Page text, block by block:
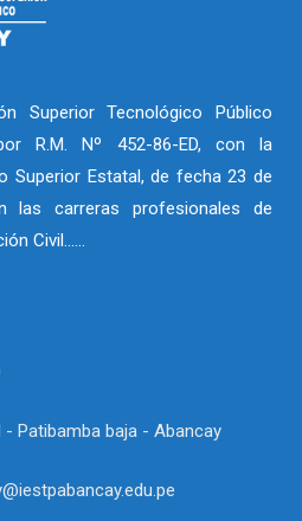
Superior Tecnológico Público
R.M. Nº 452-86-ED, con la
Superior Estatal, de fecha 23 de
las carreras profesionales de
Civil……
- Patibamba baja - Abancay